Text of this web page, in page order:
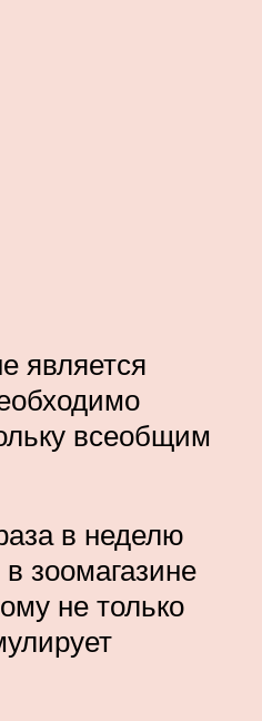
является
всеобщим
в неделю
зоомагазине
не только